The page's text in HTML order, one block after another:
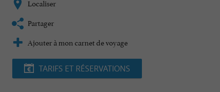
Localiser
Partager
Ajouter à mon carnet de voyage
TARIFS ET RÉSERVATIONS